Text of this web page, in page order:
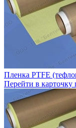
Пленка PTFE
Перейти в карточку